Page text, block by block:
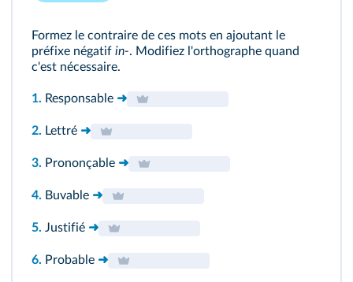
Formez le contraire de ces mots en ajoutant le
préfixe négatif in‑. Modifiez l'orthographe quand
c'est nécessaire.
1. Responsable ➜
2. Lettré ➜
3. Prononçable ➜
4. Buvable ➜
5. Justifié ➜
6. Probable ➜